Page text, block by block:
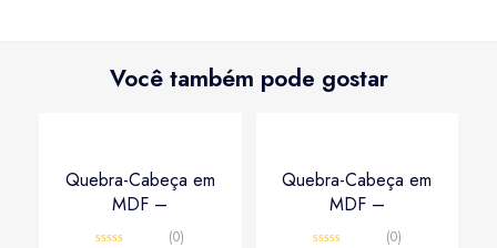
Você também pode gostar
Quebra-Cabeça em
MDF –
(0)
Quebra-Cabeça em
MDF –
(0)